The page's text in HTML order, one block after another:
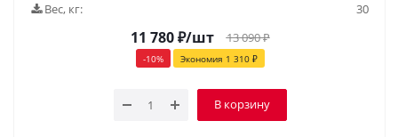
Вес, кг:
30
11 780₽/шт 13 090₽
-10% Экономия 1 310₽
В корзину